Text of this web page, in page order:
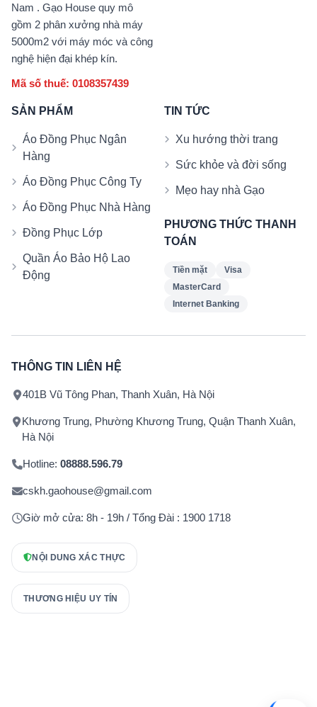
Nam . Gạo House quy mô
gồm 2 phân xưởng nhà máy
5000m2 với máy móc và công
nghệ hiện đại khép kín.
Mã số thuế: 0108357439
SẢN PHẨM
Áo Đồng Phục Ngân
Hàng
Áo Đồng Phục Công Ty
Áo Đồng Phục Nhà Hàng
Đồng Phục Lớp
Quần Áo Bảo Hộ Lao
Động
TIN TỨC
Xu hướng thời trang
Sức khỏe và đời sống
Mẹo hay nhà Gạo
PHƯƠNG THỨC THANH
TOÁN
Tiền mặt
Visa
MasterCard
Internet Banking
THÔNG TIN LIÊN HỆ
401B Vũ Tông Phan, Thanh Xuân, Hà Nội
Khương Trung, Phường Khương Trung, Quận Thanh Xuân,
Hà Nội
Hotline: 08888.596.79
cskh.gaohouse@gmail.com
Giờ mở cửa: 8h - 19h / Tổng Đài : 1900 1718
NỘI DUNG XÁC THỰC
THƯƠNG HIỆU UY TÍN